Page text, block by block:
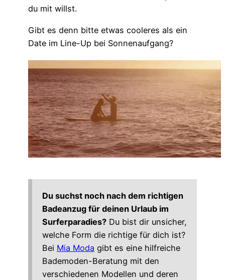
du mit willst.
Gibt es denn bitte etwas cooleres als ein
Date im Line-Up bei Sonnenaufgang?
Du suchst noch nach dem richtigen
Badeanzug für deinen Urlaub im
Surferparadies? Du bist dir unsicher,
welche Form die richtige für dich ist?
Bei Mia Moda gibt es eine hilfreiche
Bademoden-Beratung mit den
verschiedenen Modellen und deren